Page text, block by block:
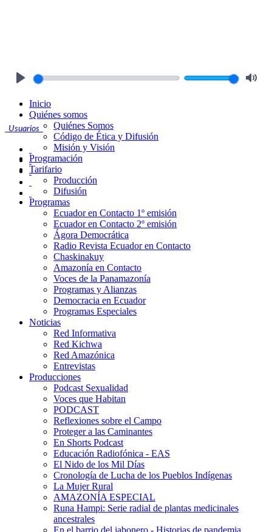
Usuarios
Inicio
Quiénes somos
Quiénes Somos
Código de Ética y Difusión
Misión y Visión
Programación
Tarifario
Producción
Difusión
Programas
Ecuador en Contacto 1º emisión
Ecuador en Contacto 2º emisión
Ágora Democrática
Radio Revista Ecuador en Contacto
Chaskinakuy
Amazonía en Contacto
Voces de la Panamazonía
Programas y Alianzas
Democracia en Ecuador
Programas Especiales
Noticias
Red Informativa
Red Kichwa
Red Amazónica
Entrevistas
Producciones
Podcast Sexualidad
Voces que Habitan
PODCAST
Reflexiones sobre el Campo
Proteger a las Caminantes
En Shorts Podcast
Educación Radiofónica - EAS
El Nido de los Mil Días
Cronología de Lucha de los Pueblos Indígenas
La Mujer Rural
AMAZONÍA ESPECIAL
Runa Hampi: Serie radial de plantas medicinales
ancestrales
En el barrio del jabonero - Historias de pandemia